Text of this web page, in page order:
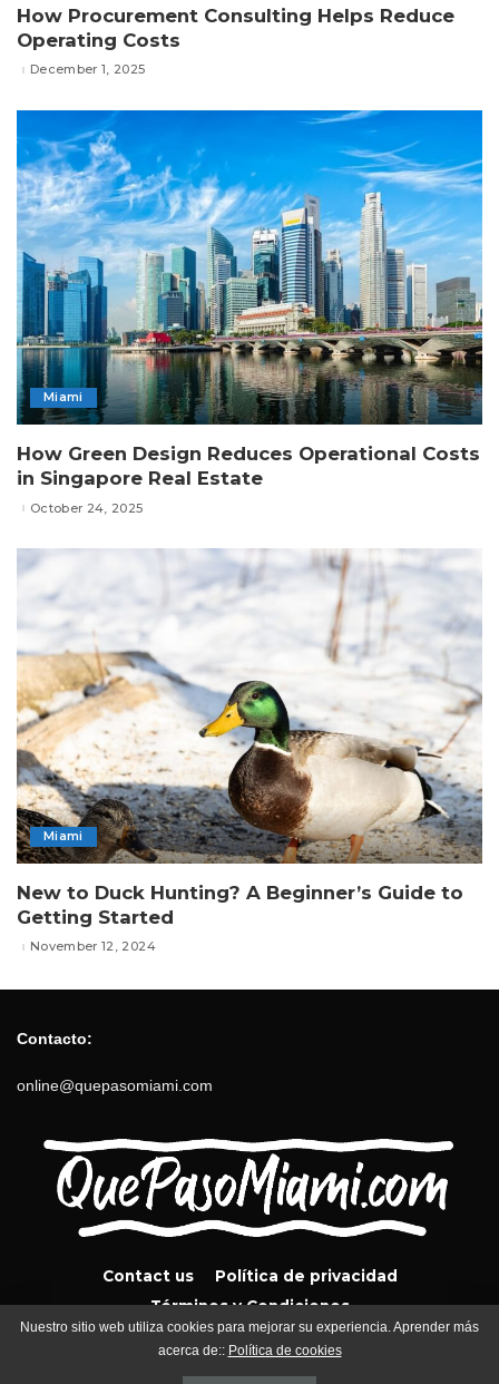
How Procurement Consulting Helps Reduce
Operating Costs
December 1, 2025
Miami
How Green Design Reduces Operational Costs
in Singapore Real Estate
October 24, 2025
Miami
New to Duck Hunting? A Beginner’s Guide to
Getting Started
November 12, 2024
Contacto:
online@quepasomiami.com
Contact us
Política de privacidad
Términos y Condiciones
Nuestro sitio web utiliza cookies para mejorar su experiencia. Aprender más
acerca de:: Política de cookies